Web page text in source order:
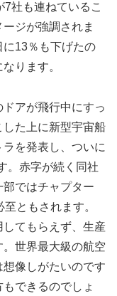
社も連ねているこ
ジが強調されま
13％も下げたの
ります。
アが飛行中にすっ
た上に新型宇宙船
を発表し、ついに
。赤字が続く同社
ではチャプター
ともされます。
てもらえず、生産
世界最大級の航空
像しがたいのです
できるのでしょ